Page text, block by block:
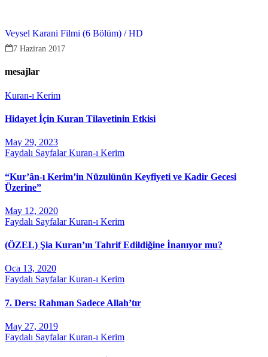
Veysel Karani Filmi (6 Bölüm) / HD
7 Haziran 2017
mesajlar
Kuran-ı Kerim
Hidayet İçin Kuran Tilavetinin Etkisi
May 29, 2023
Faydalı SayfalarKuran-ı Kerim
“Kur’ân-ı Kerim’in Nüzulünün Keyfiyeti ve Kadir Gecesi
Üzerine”
May 12, 2020
Faydalı SayfalarKuran-ı Kerim
(ÖZEL) Şia Kuran’ın Tahrif Edildiğine İnanıyor mu?
Oca 13, 2020
Faydalı SayfalarKuran-ı Kerim
7. Ders: Rahman Sadece Allah’tır
May 27, 2019
Faydalı SayfalarKuran-ı Kerim